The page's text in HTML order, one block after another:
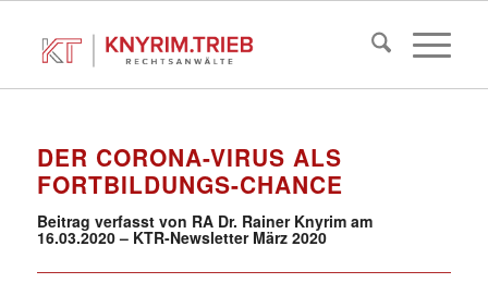
DER CORONA-VIRUS ALS
FORTBILDUNGS-CHANCE
Beitrag verfasst von RA Dr. Rainer Knyrim am
16.03.2020 – KTR-Newsletter März 2020